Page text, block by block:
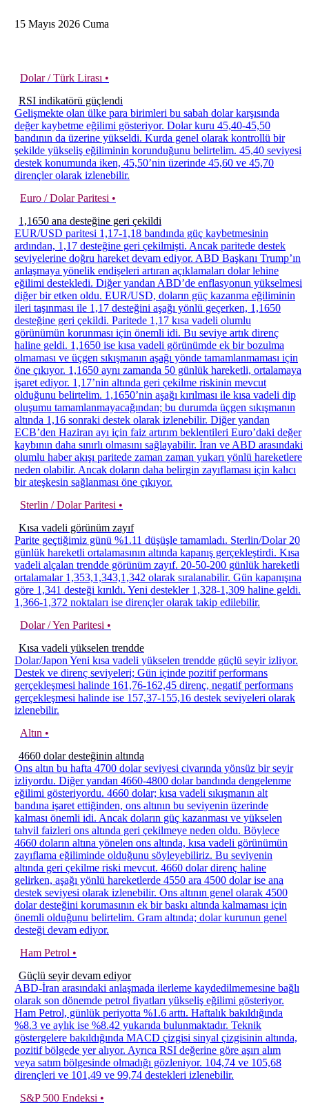
15 Mayıs 2026 Cuma
Dolar / Türk Lirası •
RSI indikatörü güçlendi
Gelişmekte olan ülke para birimleri bu sabah dolar karşısında
değer kaybetme eğilimi gösteriyor. Dolar kuru 45,40-45,50
bandının da üzerine yükseldi. Kurda genel olarak kontrollü bir
şekilde yükseliş eğiliminin korunduğunu belirtelim. 45,40 seviyesi
destek konumunda iken, 45,50’nin üzerinde 45,60 ve 45,70
dirençler olarak izlenebilir.
Euro / Dolar Paritesi •
1,1650 ana desteğine geri çekildi
EUR/USD paritesi 1,17-1,18 bandında güç kaybetmesinin
ardından, 1,17 desteğine geri çekilmişti. Ancak paritede destek
seviyelerine doğru hareket devam ediyor. ABD Başkanı Trump’ın
anlaşmaya yönelik endişeleri artıran açıklamaları dolar lehine
eğilimi destekledi. Diğer yandan ABD’de enflasyonun yükselmesi
diğer bir etken oldu. EUR/USD, doların güç kazanma eğiliminin
ileri taşınması ile 1,17 desteğini aşağı yönlü geçerken, 1,1650
desteğine geri çekildi. Paritede 1,17 kısa vadeli olumlu
görünümün korunması için önemli idi. Bu seviye artık direnç
haline geldi. 1,1650 ise kısa vadeli görünümde ek bir bozulma
olmaması ve üçgen sıkışmanın aşağı yönde tamamlanmaması için
öne çıkıyor. 1,1650 aynı zamanda 50 günlük hareketli, ortalamaya
işaret ediyor. 1,17’nin altında geri çekilme riskinin mevcut
olduğunu belirtelim. 1,1650’nin aşağı kırılması ile kısa vadeli dip
oluşumu tamamlanmayacağından; bu durumda üçgen sıkışmanın
altında 1,16 sonraki destek olarak izlenebilir. Diğer yandan
ECB’den Haziran ayı için faiz artırım beklentileri Euro’daki değer
kaybının daha sınırlı olmasını sağlayabilir. İran ve ABD arasındaki
olumlu haber akışı paritede zaman zaman yukarı yönlü hareketlere
neden olabilir. Ancak doların daha belirgin zayıflaması için kalıcı
bir ateşkesin sağlanması öne çıkıyor.
Sterlin / Dolar Paritesi •
Kısa vadeli görünüm zayıf
Parite geçtiğimiz günü %1.11 düşüşle tamamladı. Sterlin/Dolar 20
günlük hareketli ortalamasının altında kapanış gerçekleştirdi. Kısa
vadeli alçalan trendde görünüm zayıf. 20-50-200 günlük hareketli
ortalamalar 1,353,1,343,1,342 olarak sıralanabilir. Gün kapanışına
göre 1,341 desteği kırıldı. Yeni destekler 1,328-1,309 haline geldi.
1,366-1,372 noktaları ise dirençler olarak takip edilebilir.
Dolar / Yen Paritesi •
Kısa vadeli yükselen trendde
Dolar/Japon Yeni kısa vadeli yükselen trendde güçlü seyir izliyor.
Destek ve direnç seviyeleri; Gün içinde pozitif performans
gerçekleşmesi halinde 161,76-162,45 direnç, negatif performans
gerçekleşmesi halinde ise 157,37-155,16 destek seviyeleri olarak
izlenebilir.
Altın •
4660 dolar desteğinin altında
Ons altın bu hafta 4700 dolar seviyesi civarında yönsüz bir seyir
izliyordu. Diğer yandan 4660-4800 dolar bandında dengelenme
eğilimi gösteriyordu. 4660 dolar; kısa vadeli sıkışmanın alt
bandına işaret ettiğinden, ons altının bu seviyenin üzerinde
kalması önemli idi. Ancak doların güç kazanması ve yükselen
tahvil faizleri ons altında geri çekilmeye neden oldu. Böylece
4660 doların altına yönelen ons altında, kısa vadeli görünümün
zayıflama eğiliminde olduğunu söyleyebiliriz. Bu seviyenin
altında geri çekilme riski mevcut. 4660 dolar direnç haline
gelirken, aşağı yönlü hareketlerde 4550 ara 4500 dolar ise ana
destek seviyesi olarak izlenebilir. Ons altının genel olarak 4500
dolar desteğini korumasının ek bir baskı altında kalmaması için
önemli olduğunu belirtelim. Gram altında; dolar kurunun genel
desteği devam ediyor.
Ham Petrol •
Güçlü seyir devam ediyor
ABD-İran arasındaki anlaşmada ilerleme kaydedilmemesine bağlı
olarak son dönemde petrol fiyatları yükseliş eğilimi gösteriyor.
Ham Petrol, günlük periyotta %1.6 arttı. Haftalık bakıldığında
%8.3 ve aylık ise %8.42 yukarıda bulunmaktadır. Teknik
göstergelere bakıldığında MACD çizgisi sinyal çizgisinin altında,
pozitif bölgede yer alıyor. Ayrıca RSI değerine göre aşırı alım
veya satım bölgesinde olmadığı gözleniyor. 104,74 ve 105,68
dirençleri ve 101,49 ve 99,74 destekleri izlenebilir.
S&P 500 Endeksi •